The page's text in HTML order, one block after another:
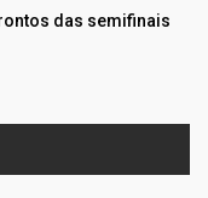
das semifinais